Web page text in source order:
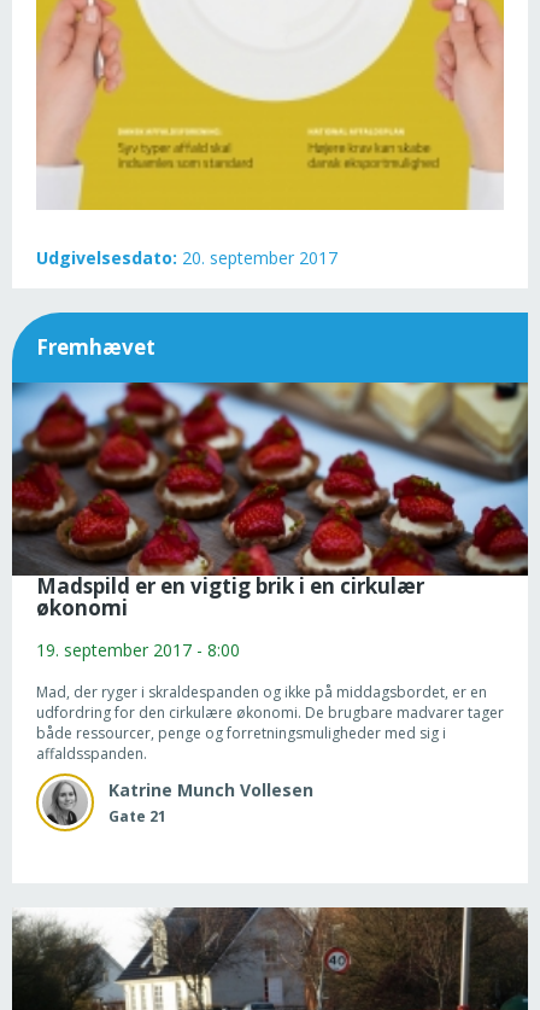
Udgivelsesdato: 20. september 2017
Fremhævet
Madspild er en vigtig brik i en cirkulær
økonomi
19. september 2017 - 8:00
Mad, der ryger i skraldespanden og ikke på middagsbordet, er en
udfordring for den cirkulære økonomi. De brugbare madvarer tager
både ressourcer, penge og forretningsmuligheder med sig i
affaldsspanden.
Katrine Munch Vollesen
Gate 21